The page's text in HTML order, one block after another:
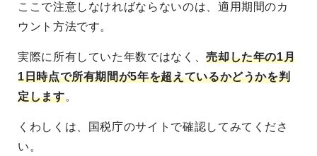
ここで注意しなければならないのは、適用期間のカ
ウント方法です。
実際に所有していた年数ではなく、売却した年の1月
1日時点で所有期間が5年を超えているかどうかを判
定します。
くわしくは、国税庁のサイトで確認してみてくださ
い。